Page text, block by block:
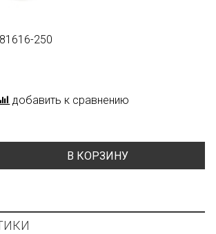
250
добавить к сравнению
В КОРЗИНУ